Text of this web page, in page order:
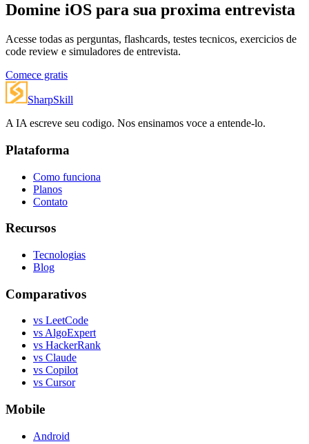
Domine iOS para sua proxima entrevista
Acesse todas as perguntas, flashcards, testes tecnicos, exercicios de
code review e simuladores de entrevista.
Comece gratis
SharpSkill
A IA escreve seu codigo. Nos ensinamos voce a entende-lo.
Plataforma
Como funciona
Planos
Contato
Recursos
Tecnologias
Blog
Comparativos
vs LeetCode
vs AlgoExpert
vs HackerRank
vs Claude
vs Copilot
vs Cursor
Mobile
Android